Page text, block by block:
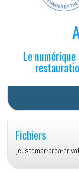
Le
Fichiers
[customer-area-